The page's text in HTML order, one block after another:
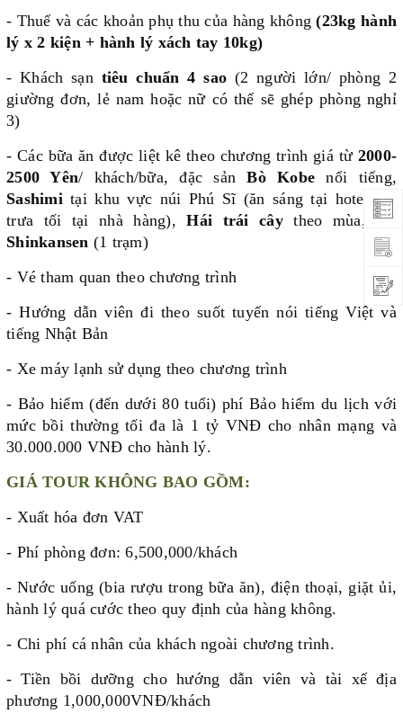
- Thuế và các khoản phụ thu của hàng không(23kg hành
lý x 2 kiện + hành lý xách tay 10kg)
- Khách sạn tiêu chuẩn 4 sao (2 người lớn/ phòng 2
giường đơn, lẻ nam hoặc nữ có thể sẽ ghép phòng nghỉ
3)
- Các bữa ăn được liệt kê theo chương trình giá từ 2000-
2500 Yên/ khách/bữa, đặc sảnBò Kobe nổi tiếng,
Sashimitại khu vực núi Phú Sĩ (ăn sáng tại hotel, ăn
trưa tối tại nhà hàng),Hái trái câytheo mùa, tàu
Shinkansen (1 trạm)
- Vé tham quan theo chương trình
- Hướng dẫn viên đi theo suốt tuyến nói tiếng Việt và
tiếng Nhật Bản
- Xe máy lạnh sử dụng theo chương trình
- Bảo hiểm (đến dưới 80 tuổi) phí Bảo hiểm du lịch với
mức bồi thường tối đa là 1 tỷ VNĐ cho nhân mạng và
30.000.000 VNĐ cho hành lý.
GIÁ TOUR KHÔNG BAO GỒM:
- Xuất hóa đơn VAT
- Phí phòng đơn: 6,500,000/khách
- Nước uống (bia rượu trong bữa ăn), điện thoại, giặt ủi,
hành lý quá cước theo quy định của hàng không.
- Chi phí cá nhân của khách ngoài chương trình.
- Tiền bồi dưỡng cho hướng dẫn viên và tài xế địa
phương 1,000,000VNĐ/khách